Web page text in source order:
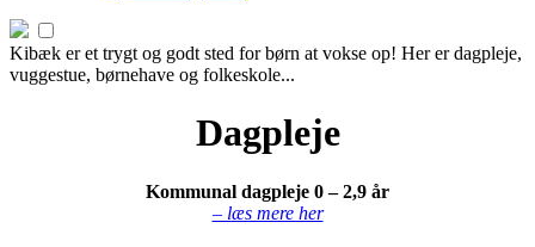
Kibæk er et trygt og godt sted for børn at vokse op! Her er dagpleje,
vuggestue, børnehave og folkeskole...
Dagpleje
Kommunal dagpleje 0 – 2,9 år
– læs mere her